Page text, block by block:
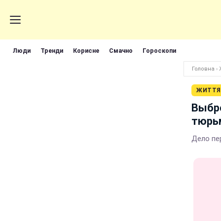
Люди Тренди Корисне Смачно Гороскопи
Головна ›
ЖИТТЯ
Дело